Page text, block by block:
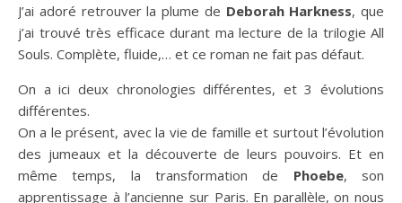
J’ai adoré retrouver la plume de Deborah Harkness, que
j’ai trouvé très efficace durant ma lecture de la trilogie All
Souls. Complète, fluide,… et ce roman ne fait pas défaut.
On a ici deux chronologies différentes, et 3 évolutions
différentes.
On a le présent, avec la vie de famille et surtout l’évolution
des jumeaux et la découverte de leurs pouvoirs. Et en
même temps, la transformation de Phoebe, son
apprentissage à l’ancienne sur Paris. En parallèle, on nous